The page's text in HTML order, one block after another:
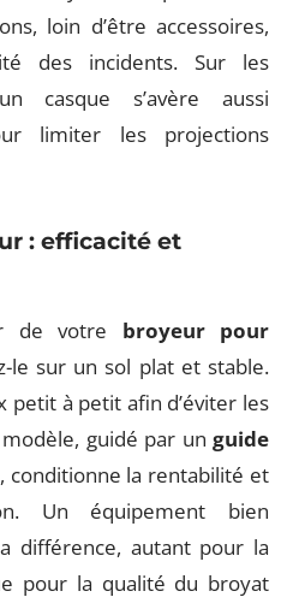
loin d’être accessoires,
des incidents. Sur les
casque s’avère aussi
limiter les projections
: efficacité et
de votre broyeur pour
le sur un sol plat et stable.
petit à petit afin d’éviter les
guidé par un guide
conditionne la rentabilité et
Un équipement bien
différence, autant pour la
pour la qualité du broyat